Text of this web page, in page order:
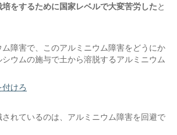
をするために国家レベルで大変苦労したと
障害で、このアルミニウム障害をどうにか
ウムの施与で土から溶脱するアルミニウム
けろ
れているのは、アルミニウム障害を回避で